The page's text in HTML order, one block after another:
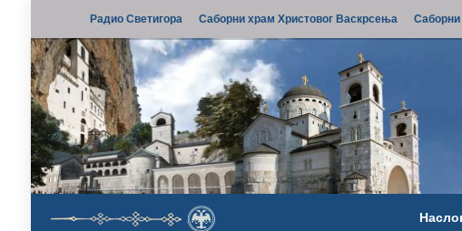
Радио Светигора Саборни храм Христовог Васкрсења